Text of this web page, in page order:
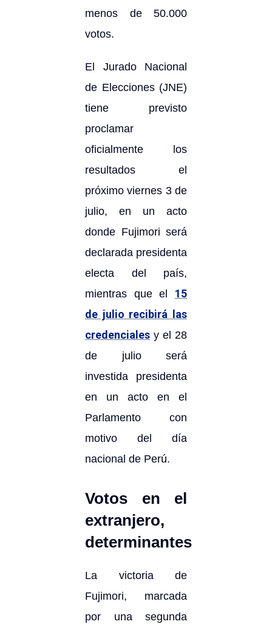
menos de 50.000
votos.
El Jurado Nacional
de Elecciones (JNE)
tiene previsto
proclamar
oficialmente los
resultados el
próximo viernes 3 de
julio, en un acto
donde Fujimori será
declarada presidenta
electa del país,
mientras que el 15
de julio recibirá las
credenciales y el 28
de julio será
investida presidenta
en un acto en el
Parlamento con
motivo del día
nacional de Perú.
Votos en el
extranjero,
determinantes
La victoria de
Fujimori, marcada
por una segunda